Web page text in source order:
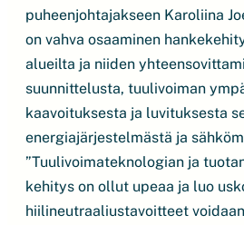
puheenjohtajakseen Karoliina
on vahva osaaminen
alueilta ja niiden
suunnittelusta, tuulivoiman
kaavoituksesta ja luvituksesta
energiajärjestelmästä ja
”Tuulivoimateknologian ja
kehitys on ollut upeaa ja luo
hiilineutraaliustavoitteet